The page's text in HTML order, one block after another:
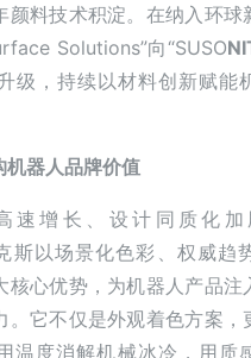
颜料技术积淀。在纳入环球
Solutions”向“SUSO
级，持续以材料创新赋能
机器人品牌价值
速增长、设计同质化加
斯以场景化色彩、权威趋
核心优势，为机器人产品注
。它不仅是外观着色方案，
度消解机械冰冷，用质